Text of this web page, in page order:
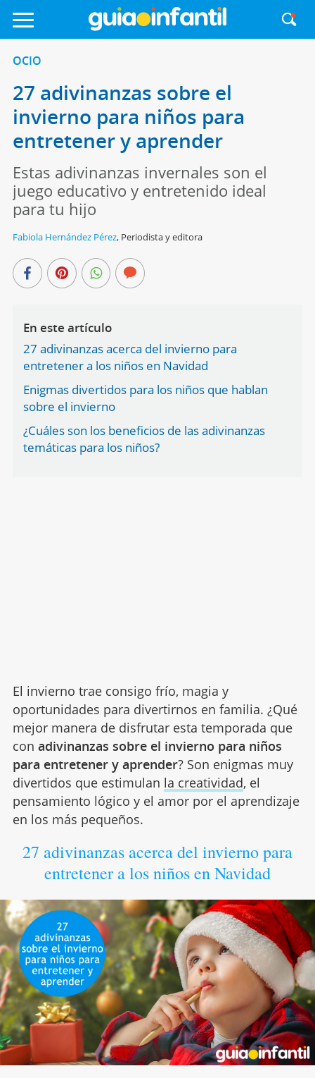
OCIO
27 adivinanzas sobre el
invierno para niños para
entretener y aprender
Estas adivinanzas invernales son el
juego educativo y entretenido ideal
para tu hijo
Fabiola Hernández Pérez, Periodista y editora
En este artículo
27 adivinanzas acerca del invierno para
entretener a los niños en Navidad
Enigmas divertidos para los niños que hablan
sobre el invierno
¿Cuáles son los beneficios de las adivinanzas
temáticas para los niños?
El invierno trae consigo frío, magia y
oportunidades para divertirnos en familia. ¿Qué
mejor manera de disfrutar esta temporada que
con adivinanzas sobre el invierno para niños
para entretener y aprender? Son enigmas muy
divertidos que estimulan la creatividad, el
pensamiento lógico y el amor por el aprendizaje
en los más pequeños.
27 adivinanzas acerca del invierno para
entretener a los niños en Navidad